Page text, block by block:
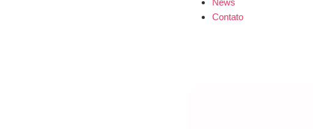
News
Contato